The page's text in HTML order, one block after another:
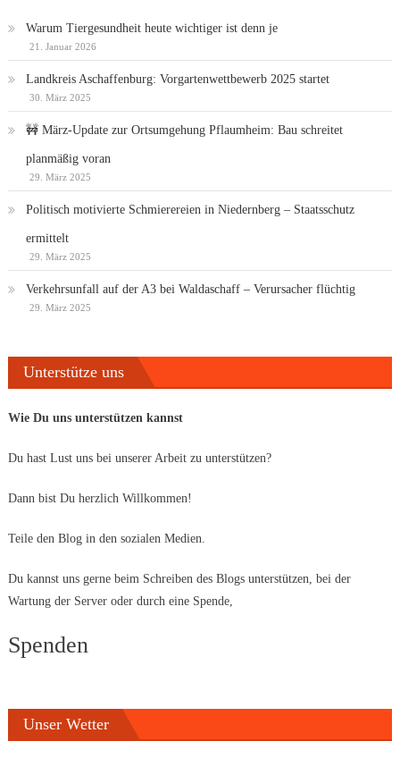
Warum Tiergesundheit heute wichtiger ist denn je
21. Januar 2026
Landkreis Aschaffenburg: Vorgartenwettbewerb 2025 startet
30. März 2025
🚧 März-Update zur Ortsumgehung Pflaumheim: Bau schreitet
planmäßig voran
29. März 2025
Politisch motivierte Schmierereien in Niedernberg – Staatsschutz
ermittelt
29. März 2025
Verkehrsunfall auf der A3 bei Waldaschaff – Verursacher flüchtig
29. März 2025
Unterstütze uns
Wie Du uns unterstützen kannst
Du hast Lust uns bei unserer Arbeit zu unterstützen?
Dann bist Du herzlich Willkommen!
Teile den Blog in den sozialen Medien.
Du kannst uns gerne beim Schreiben des Blogs unterstützen, bei der
Wartung der Server oder durch eine Spende,
Spenden
Unser Wetter